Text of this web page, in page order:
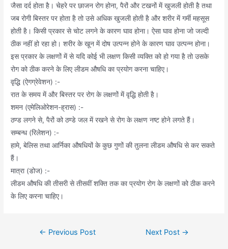
जैसा दर्द होता है। चेहरे पर छाजन रोग होना, पैरों और टखनों में खुजली होती है तथा
जब रोगी बिस्तर पर होता है तो उसे अधिक खुजली होती है और शरीर में गर्मी महसूस
होती है। किसी प्रकार से चोट लगने के कारण घाव होना। ऐसा घाव होना जो जल्दी
ठीक नहीं हो रहा हो। शरीर के खून में दोष उत्पन्न होने के कारण घाव उत्पन्न होना।
इस प्रकार के लक्षणों में से यदि कोई भी लक्षण किसी व्यक्ति को हो गया है तो उसके
रोग को ठीक करने के लिए लीडम औषधि का प्रयोग करना चाहिए।
वृद्धि (ऐगग्रेवेशन) :-
रात के समय में और बिस्तर पर रोग के लक्षणों में वृद्धि होती है।
शमन (एमेलिओरेशन-ह्रास) :-
ठण्ड लगने से, पैरों को ठण्डे जल में रखने से रोग के लक्षण नष्ट होने लगते हैं।
सम्बन्ध (रिलेशन) :-
हामे, बेलिस तथा आर्निका औषधियों के कुछ गुणों की तुलना लीडम औषधि से कर सकते
हैं।
मात्रा (डोज) :-
लीडम औषधि की तीसरी से तीसवीं शक्ति तक का प्रयोग रोग के लक्षणों को ठीक करने
के लिए करना चाहिए।
Post← Previous Post Next Post →